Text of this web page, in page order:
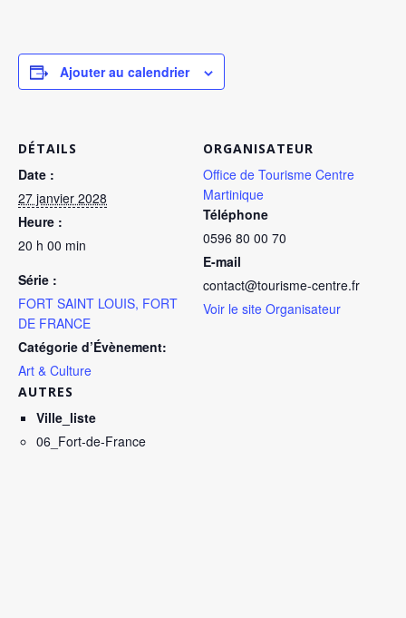
Ajouter au calendrier
DÉTAILS
Date :
27 janvier 2028
Heure :
20 h 00 min
Série :
FORT SAINT LOUIS, FORT
DE FRANCE
Catégorie d’Évènement:
Art & Culture
ORGANISATEUR
Office de Tourisme Centre
Martinique
Téléphone
0596 80 00 70
E-mail
contact@tourisme-centre.fr
Voir le site Organisateur
AUTRES
Ville_liste
06_Fort-de-France